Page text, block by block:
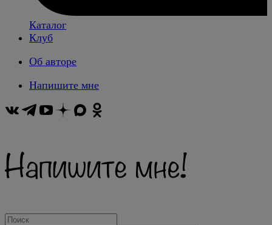
Каталог
Клуб
Об авторе
Напишите мне